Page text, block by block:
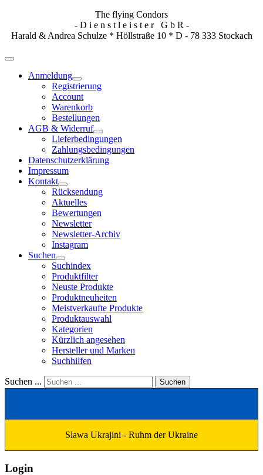
The flying Condors
- D i e n s t l e i s t e r G b R -
Harald & Andrea Schulze * Höllstraße 10 * D - 78 333 Stockach
Anmeldung
Registrierung
Account
Warenkorb
Bestellungen
AGB & Widerruf
Lieferbedingungen
Zahlungsbedingungen
Datenschutzerklärung
Impressum
Kontakt
Rücksendung
Aktuelles
Bewertungen
Newsletter
Newsletter-Archiv
Instagram
Suchen
Suchindex
Produktfilter
Neuste Produkte
Produktneuheiten
Meistverkaufte Produkte
Produktauswahl
Kategorien
Kürzlich angesehen
Hersteller und Marken
Suchhilfen
Suchen ... Suchen
Slawa Ukrajini - Ruhm der Ukraine
Login